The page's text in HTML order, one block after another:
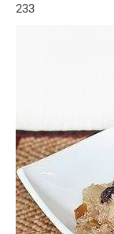
233